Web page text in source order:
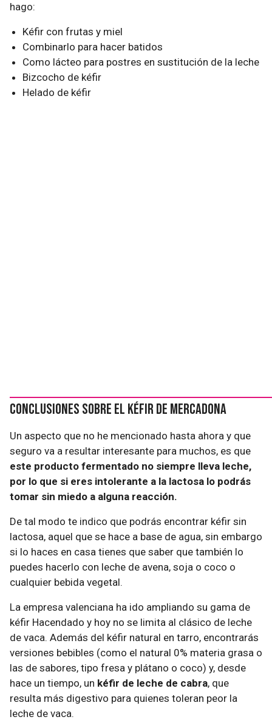
hago:
Kéfir con frutas y miel
Combinarlo para hacer batidos
Como lácteo para postres en sustitución de la leche
Bizcocho de kéfir
Helado de kéfir
Conclusiones sobre el kéfir de mercadona
Un aspecto que no he mencionado hasta ahora y que
seguro va a resultar interesante para muchos, es que
este producto fermentado no siempre lleva leche,
por lo que si eres intolerante a la lactosa lo podrás
tomar sin miedo a alguna reacción.
De tal modo te indico que podrás encontrar kéfir sin
lactosa, aquel que se hace a base de agua, sin embargo
si lo haces en casa tienes que saber que también lo
puedes hacerlo con leche de avena, soja o coco o
cualquier bebida vegetal.
La empresa valenciana ha ido ampliando su gama de
kéfir Hacendado y hoy no se limita al clásico de leche
de vaca. Además del kéfir natural en tarro, encontrarás
versiones bebibles (como el natural 0% materia grasa o
las de sabores, tipo fresa y plátano o coco) y, desde
hace un tiempo, un kéfir de leche de cabra, que
resulta más digestivo para quienes toleran peor la
leche de vaca.